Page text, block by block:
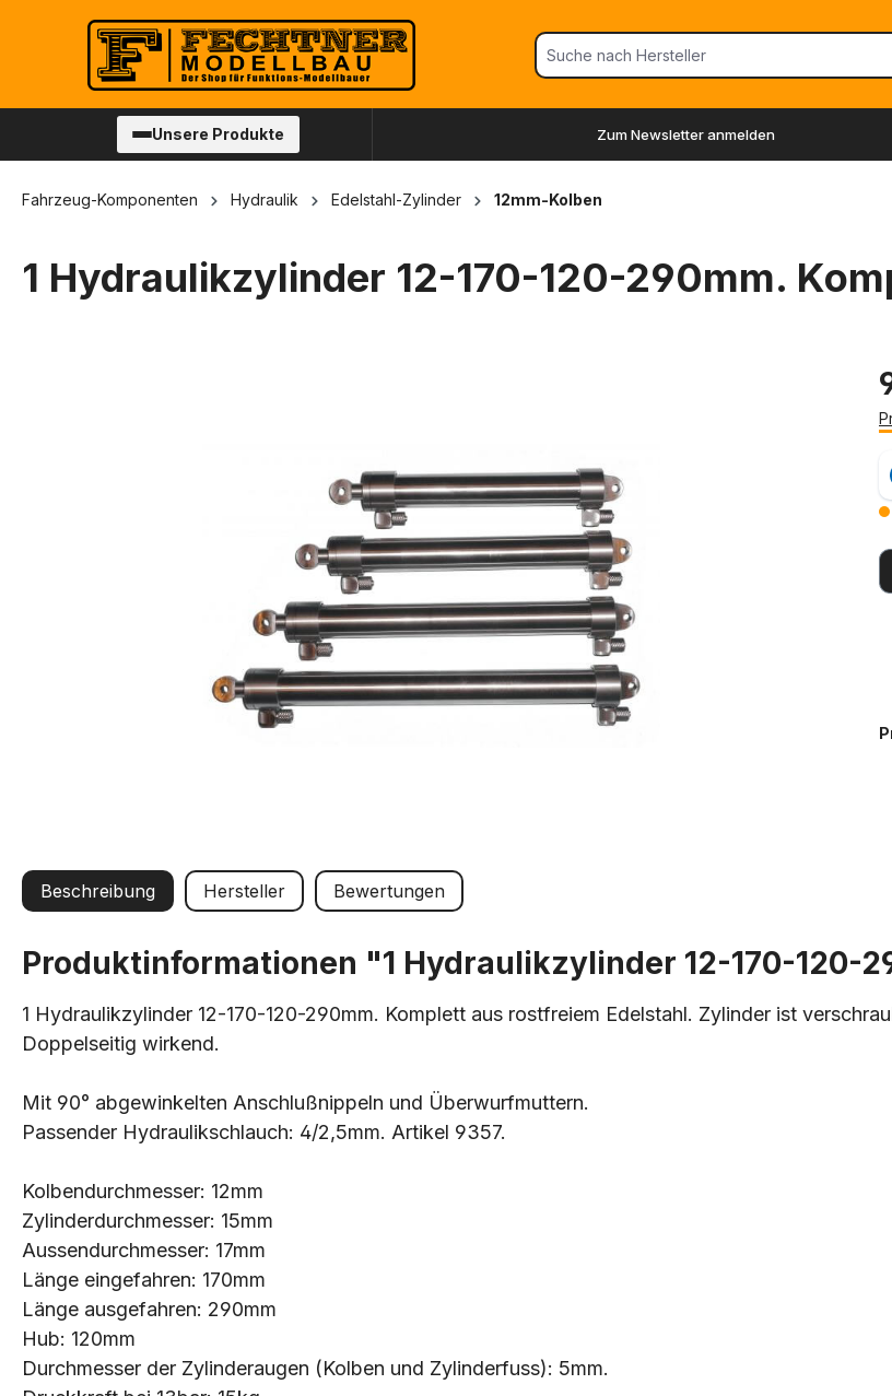
Zur Hauptnavigation springen
Unsere Produkte Zum Newsletter anmelden
Fahrzeug-Komponenten Hydraulik Edelstahl-Zylinder 12mm-Kolben
1 Hydraulikzylinder 12-170-120-290mm.
Beschreibung Hersteller Bewertungen
Produktinformationen "1 Hydraulikzylinder 12-170-120-
1 Hydraulikzylinder 12-170-120-290mm. Komplett aus rostfreiem Edelstahl. Zylinder ist
Doppelseitig wirkend.
Mit 90° abgewinkelten Anschlußnippeln und Überwurfmuttern.
Passender Hydraulikschlauch: 4/2,5mm. Artikel 9357.
Kolbendurchmesser: 12mm
Zylinderdurchmesser: 15mm
Aussendurchmesser: 17mm
Länge eingefahren: 170mm
Länge ausgefahren: 290mm
Hub: 120mm
Durchmesser der Zylinderaugen (Kolben und Zylinderfuss): 5mm.